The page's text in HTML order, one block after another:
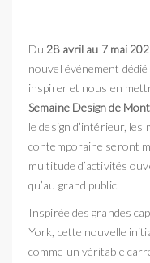
Du 28 avril au 7 mai
nouvel événement
inspirer et nous en
Semaine Design de
le design d’intérieur,
contemporaine seront
multitude d’activités
qu’au grand public.
Inspirée des grandes
York, cette nouvelle
comme un véritable